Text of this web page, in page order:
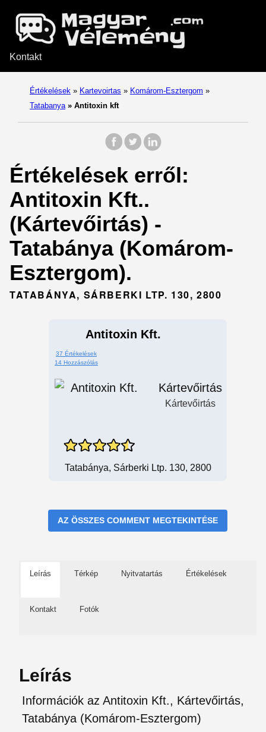
Kontakt
Értékelések » Kartevoirtas » Komárom-Esztergom »
Tatabanya » Antitoxin kft
Értékelések erről:
Antitoxin Kft..
(Kártevőirtás) -
Tatabánya (Komárom-
Esztergom).
TATABÁNYA, SÁRBERKI LTP. 130, 2800
Antitoxin Kft.
37 Értékelések
14 Hozzászólás
Kártevőirtás
Kártevőirtás
Tatabánya, Sárberki Ltp. 130, 2800
AZ ÖSSZES COMMENT MEGTEKINTÉSE
Leírás Térkép Nyitvatartás Értékelések
Kontakt Fotók
Leírás
Információk az Antitoxin Kft., Kártevőirtás,
Tatabánya (Komárom-Esztergom)